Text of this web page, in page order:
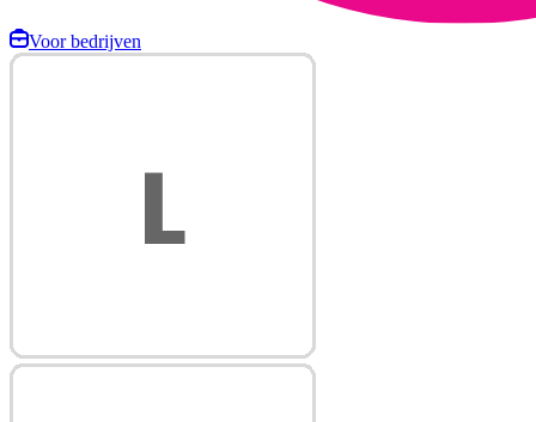
Voor bedrijven